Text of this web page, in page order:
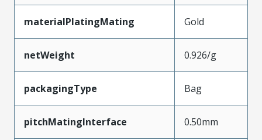
materialPlatingMating Gold
netWeight 0.926/g
packagingType Bag
pitchMatingInterface 0.50mm